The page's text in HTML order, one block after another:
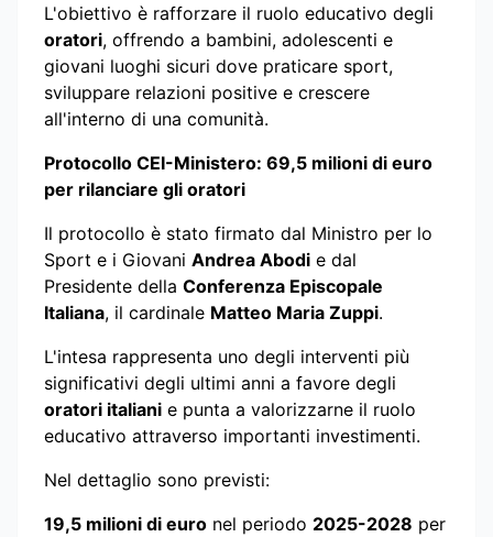
L'obiettivo è rafforzare il ruolo educativo degli
oratori, offrendo a bambini, adolescenti e
giovani luoghi sicuri dove praticare sport,
sviluppare relazioni positive e crescere
all'interno di una comunità.
Protocollo CEI-Ministero: 69,5 milioni di euro
per rilanciare gli oratori
Il protocollo è stato firmato dal Ministro per lo
Sport e i Giovani Andrea Abodi e dal
Presidente della Conferenza Episcopale
Italiana, il cardinale Matteo Maria Zuppi.
L'intesa rappresenta uno degli interventi più
significativi degli ultimi anni a favore degli
oratori italiani e punta a valorizzarne il ruolo
educativo attraverso importanti investimenti.
Nel dettaglio sono previsti:
19,5 milioni di euro nel periodo 2025-2028 per